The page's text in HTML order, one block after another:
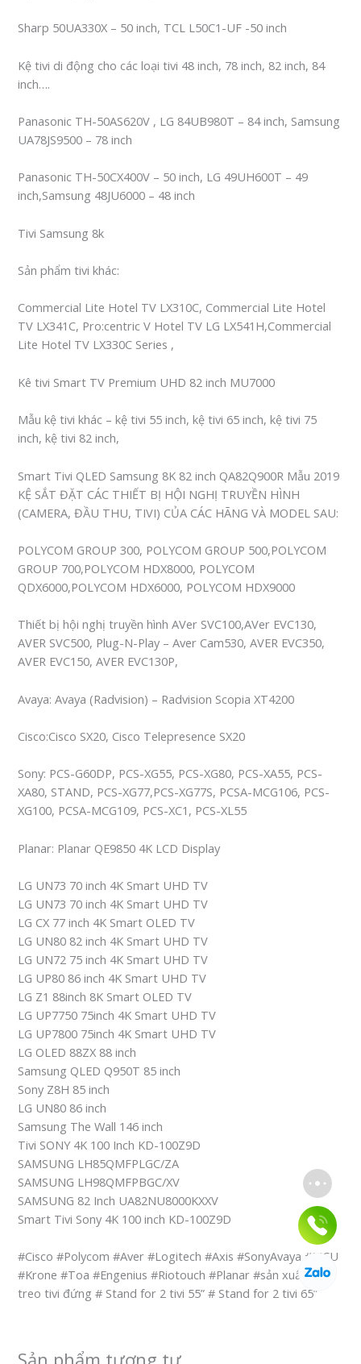
Sharp 50UA330X – 50 inch, TCL L50C1-UF -50 inch
Kệ tivi di động cho các loại tivi 48 inch, 78 inch, 82 inch, 84
inch….
Panasonic TH-50AS620V , LG 84UB980T – 84 inch, Samsung
UA78JS9500 – 78 inch
Panasonic TH-50CX400V – 50 inch, LG 49UH600T – 49
inch,Samsung 48JU6000 – 48 inch
Tivi Samsung 8k
Sản phẩm tivi khác:
Commercial Lite Hotel TV LX310C, Commercial Lite Hotel
TV LX341C, Pro:centric V Hotel TV LG LX541H,Commercial
Lite Hotel TV LX330C Series ,
Kê tivi Smart TV Premium UHD 82 inch MU7000
Mẫu kệ tivi khác – kệ tivi 55 inch, kệ tivi 65 inch, kệ tivi 75
inch, kệ tivi 82 inch,
Smart Tivi QLED Samsung 8K 82 inch QA82Q900R Mẫu 2019
KỆ SẮT ĐẶT CÁC THIẾT BỊ HỘI NGHỊ TRUYỀN HÌNH
(CAMERA, ĐẦU THU, TIVI) CỦA CÁC HÃNG VÀ MODEL SAU:
POLYCOM GROUP 300, POLYCOM GROUP 500,POLYCOM
GROUP 700,POLYCOM HDX8000, POLYCOM
QDX6000,POLYCOM HDX6000, POLYCOM HDX9000
Thiết bị hội nghị truyền hình AVer SVC100,AVer EVC130,
AVER SVC500, Plug-N-Play – Aver Cam530, AVER EVC350,
AVER EVC150, AVER EVC130P,
Avaya: Avaya (Radvision) – Radvision Scopia XT4200
Cisco:Cisco SX20, Cisco Telepresence SX20
Sony: PCS-G60DP, PCS-XG55, PCS-XG80, PCS-XA55, PCS-
XA80, STAND, PCS-XG77,PCS-XG77S, PCSA-MCG106, PCS-
XG100, PCSA-MCG109, PCS-XC1, PCS-XL55
Planar: Planar QE9850 4K LCD Display
LG UN73 70 inch 4K Smart UHD TV
LG UN73 70 inch 4K Smart UHD TV
LG CX 77 inch 4K Smart OLED TV
LG UN80 82 inch 4K Smart UHD TV
LG UN72 75 inch 4K Smart UHD TV
LG UP80 86 inch 4K Smart UHD TV
LG Z1 88inch 8K Smart OLED TV
LG UP7750 75inch 4K Smart UHD TV
LG UP7800 75inch 4K Smart UHD TV
LG OLED 88ZX 88 inch
Samsung QLED Q950T 85 inch
Sony Z8H 85 inch
LG UN80 86 inch
Samsung The Wall 146 inch
Tivi SONY 4K 100 Inch KD-100Z9D
SAMSUNG LH85QMFPLGC/ZA
SAMSUNG LH98QMFPBGC/XV
SAMSUNG 82 Inch UA82NU8000KXXV
Smart Tivi Sony 4K 100 inch KD-100Z9D
#Cisco #Polycom #Aver #Logitech #Axis #SonyAvaya #MCU
#Krone #Toa #Engenius #Riotouch #Planar #sản xuất kệ
treo tivi đứng # Stand for 2 tivi 55” # Stand for 2 tivi 65”
Sản phẩm tương tự